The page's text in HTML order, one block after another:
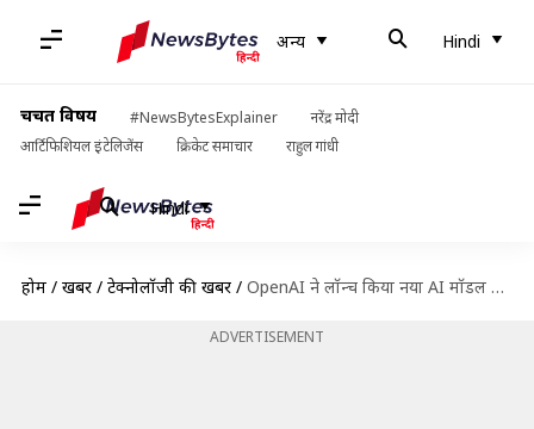
अन्य Hindi
चर्चित विषय #NewsBytesExplainer
नरेंद्र मोदी
आर्टिफिशियल इंटेलिजेंस
क्रिकेट समाचार राहुल गांधी
Hindi
होम / खबरें / टेक्नोलॉजी की खबरें / OpenAI ने लॉन्च किया नया AI मॉडल o1, जानें इसकी खासियत
ADVERTISEMENT